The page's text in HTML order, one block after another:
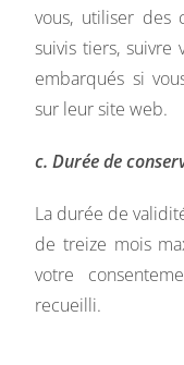
vous, utiliser des
suivis tiers, suivre
embarqués si
sur leur site web.
c. Durée de
La durée de
de treize mois
votre
recueilli.